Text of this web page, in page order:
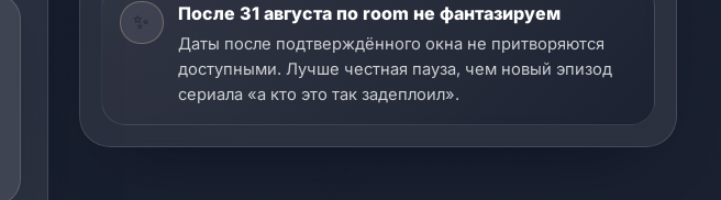
✨ После 31 августа по room не фантазируем
Даты после подтверждённого окна не притворяются
доступными. Лучше честная пауза, чем новый эпизод
сериала «а кто это так задеплоил».